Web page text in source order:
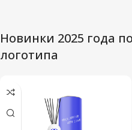
Новинки 2025 года
логотипа